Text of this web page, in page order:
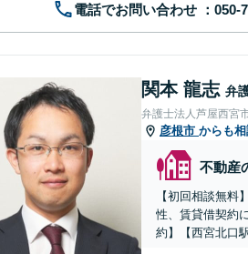
電話でお問い合わせ
関本 龍志 弁
弁護士法人芦屋西宮
彦根市 からも
不動産
【初回相談無
性、賃貸借契約
約】【西宮北口駅